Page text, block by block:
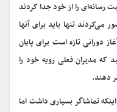
رسانه‌‌‌ای را از خود جدا کردند
می‌کردند تنها باید برای آنها
دورانی تازه است برای پایان
که مدیران فعلی رویه خود را
دهند.
تماشاگر بسیاری داشت اما